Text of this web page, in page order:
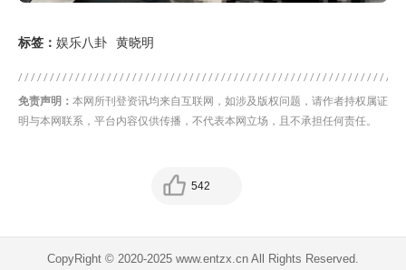
标签： 娱乐八卦 黄晓明
免责声明： 本网所刊登资讯均来自互联网，如涉及版权问题，请作者持权属证
明与本网联系，平台内容仅供传播，不代表本网立场，且不承担任何责任。
542
CopyRight © 2020-2025 www.entzx.cn All Rights Reserved.